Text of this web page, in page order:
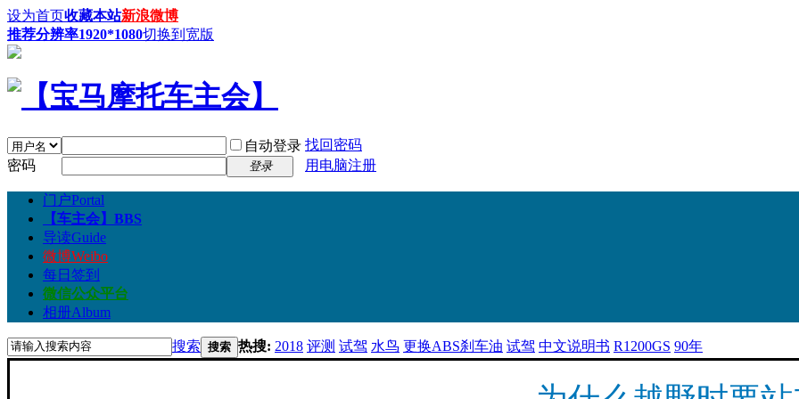
设为首页收藏本站新浪微博
推荐分辨率1920*1080切换到宽版
自动登录 找回密码
密码
登录 用电脑注册
门户Portal
【车主会】 BBS
导读Guide
微博Weibo
每日签到
微信公众平台
相册Album
搜索 搜索 热搜: 2018 评测 试驾 水鸟 更换ABS刹车油 试驾 中文说明书 R1200GS 90年